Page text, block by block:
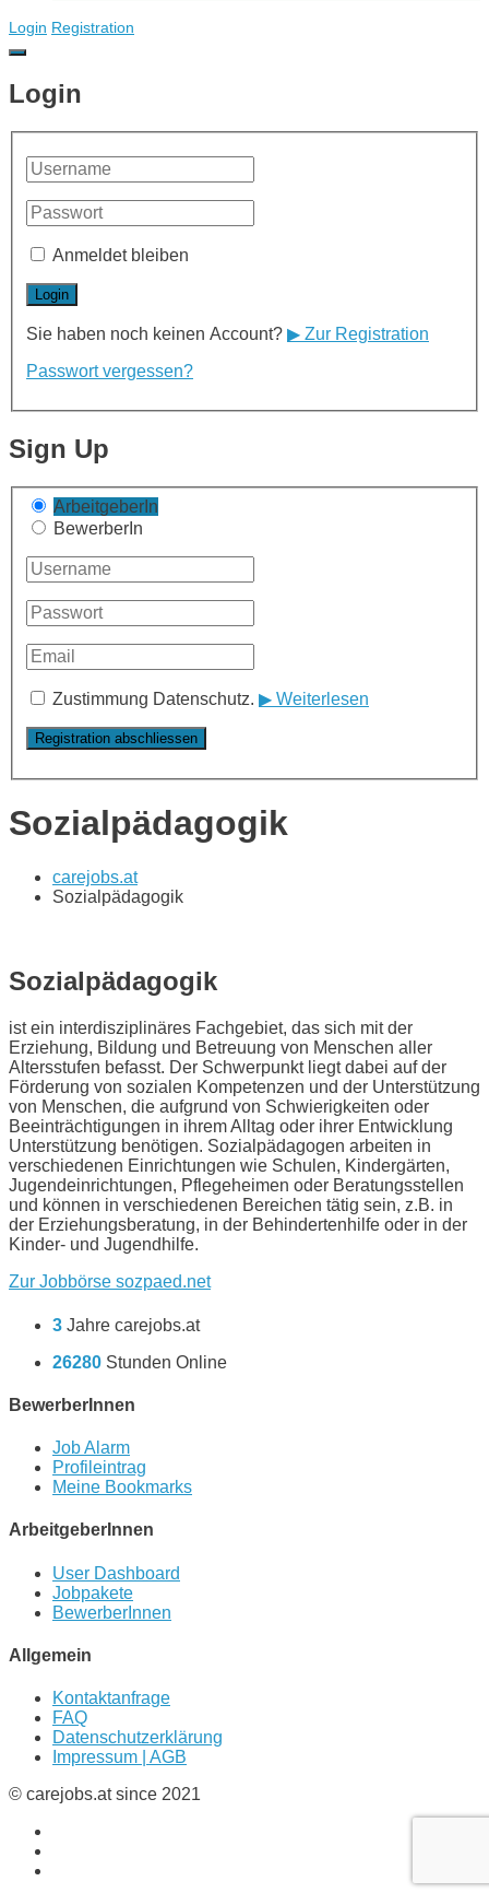
Login Registration
Login
Anmeldet bleiben
Sie haben noch keinen Account? ▶ Zur Registration
Passwort vergessen?
Sign Up
ArbeitgeberIn
BewerberIn
Zustimmung Datenschutz. ▶ Weiterlesen
Sozialpädagogik
carejobs.at
Sozialpädagogik
Sozialpädagogik
ist ein interdisziplinäres Fachgebiet, das sich mit der
Erziehung, Bildung und Betreuung von Menschen aller
Altersstufen befasst. Der Schwerpunkt liegt dabei auf der
Förderung von sozialen Kompetenzen und der Unterstützung
von Menschen, die aufgrund von Schwierigkeiten oder
Beeinträchtigungen in ihrem Alltag oder ihrer Entwicklung
Unterstützung benötigen. Sozialpädagogen arbeiten in
verschiedenen Einrichtungen wie Schulen, Kindergärten,
Jugendeinrichtungen, Pflegeheimen oder Beratungsstellen
und können in verschiedenen Bereichen tätig sein, z.B. in
der Erziehungsberatung, in der Behindertenhilfe oder in der
Kinder- und Jugendhilfe.
Zur Jobbörse sozpaed.net
3 Jahre carejobs.at
26280 Stunden Online
BewerberInnen
Job Alarm
Profileintrag
Meine Bookmarks
ArbeitgeberInnen
User Dashboard
Jobpakete
BewerberInnen
Allgemein
Kontaktanfrage
FAQ
Datenschutzerklärung
Impressum | AGB
© carejobs.at since 2021